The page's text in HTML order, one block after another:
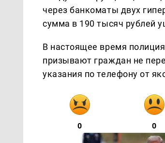
через банкоматы двух
сумма в 190 тысяч рублей
В настоящее время
призывают граждан не
указания по телефону от
0 0